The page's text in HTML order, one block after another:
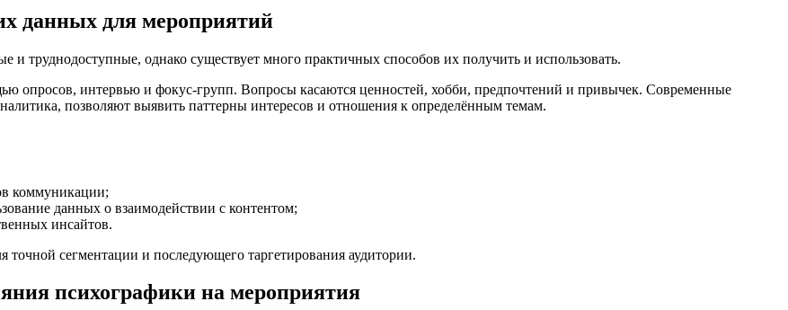
данных для мероприятий
и труднодоступные, однако существует много практичных способов их получить и использовать.
опросов, интервью и фокус-групп. Вопросы касаются ценностей, хобби, предпочтений и привычек. Современные
позволяют выявить паттерны интересов и отношения к определённым темам.
коммуникации;
данных о взаимодействии с контентом;
инсайтов.
сегментации и последующего таргетирования аудитории.
психографики на мероприятия